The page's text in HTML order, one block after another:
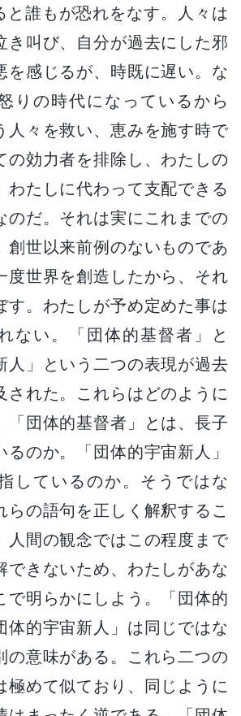
と誰もが恐れをなす。人々は
き叫び、自分が過去にした邪
を感じるが、時既に遅い。な
りの時代になっているから
人々を救い、恵みを施す時で
の効力者を排除し、わたしの
わたしに代わって支配できる
のだ。それは実にこれまでの
創世以来前例のないものであ
度世界を創造したから、それ
す。わたしが予め定めた事は
ない。「団体的基督者」と
人」という二つの表現が過去
された。これらはどのように
「団体的基督者」とは、長子
のか。「団体的宇宙新人」
しているのか。そうではな
らの語句を正しく解釈するこ
人間の観念ではこの程度まで
できないため、わたしがあな
で明らかにしよう。「団体的
体的宇宙新人」は同じではな
の意味がある。これら二つの
極めて似ており、同じように